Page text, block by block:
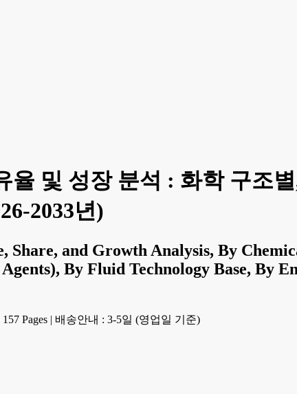
율 및 성장 분석 : 화학 구조
2033년)
Share, and Growth Analysis, By
By Fluid Technology Base, By
Pages | 배송안내 : 3-5일 (영업일 기준)